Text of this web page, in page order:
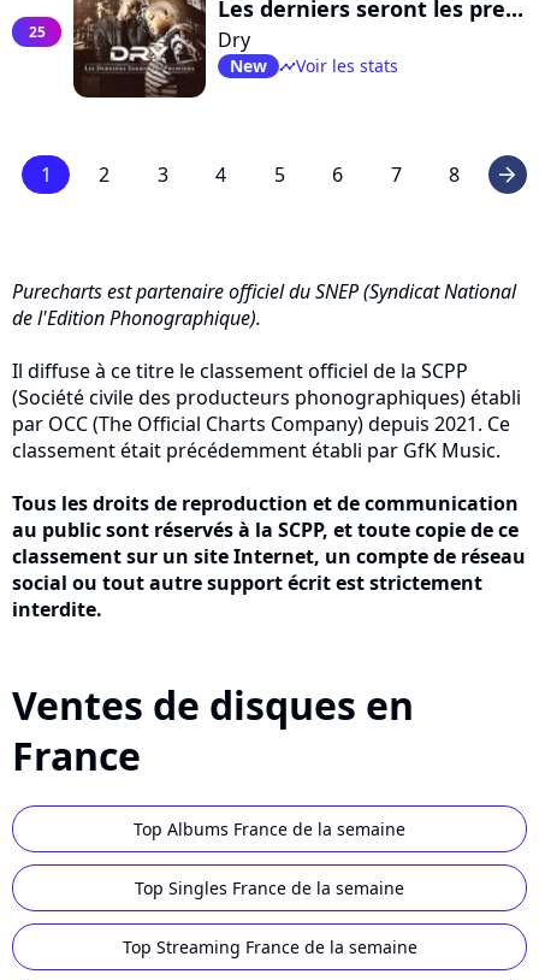
25
Les derniers seront les pre...
Dry
New timelineVoir les stats
1 2 3 4 5 6 7 8 arrow_right
Purecharts est partenaire officiel du SNEP (Syndicat National
de l'Edition Phonographique).
Il diffuse à ce titre le classement officiel de la SCPP
(Société civile des producteurs phonographiques) établi
par OCC (The Official Charts Company) depuis 2021. Ce
classement était précédemment établi par GfK Music.
Tous les droits de reproduction et de communication
au public sont réservés à la SCPP, et toute copie de ce
classement sur un site Internet, un compte de réseau
social ou tout autre support écrit est strictement
interdite.
Ventes de disques en
France
Top Albums France de la semaine
Top Singles France de la semaine
Top Streaming France de la semaine